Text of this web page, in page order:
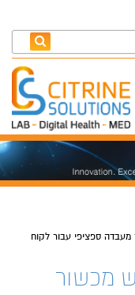
מעבדה ספציפי עבור לקוח
מכשור